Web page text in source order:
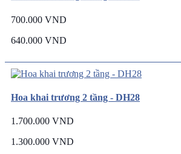
700.000 VND
640.000 VND
Hoa khai trương 2 tầng - DH28
1.700.000 VND
1.300.000 VND